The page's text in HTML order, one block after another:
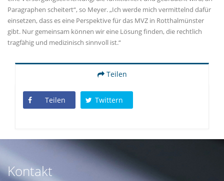
Paragraphen scheitert“, so Meyer. „Ich werde mich vermittelnd dafür
einsetzen, dass es eine Perspektive für das MVZ in Rotthalmünster
gibt. Nur gemeinsam können wir eine Lösung finden, die rechtlich
tragfähig und medizinisch sinnvoll ist.“
Teilen
Teilen Twittern
Kontakt